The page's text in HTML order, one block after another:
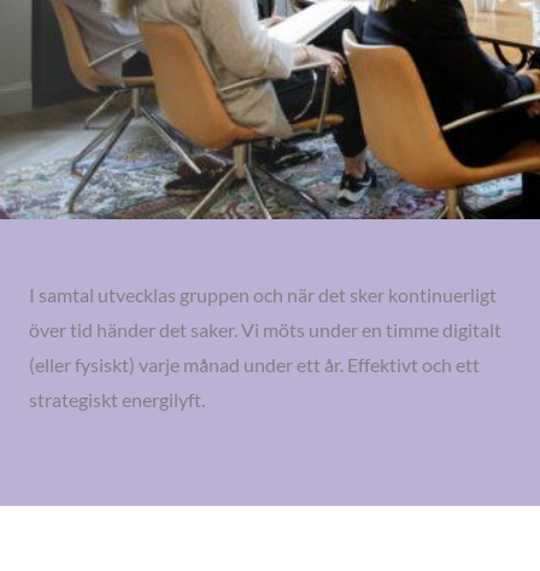
I samtal utvecklas gruppen och när det sker kontinuerligt
över tid händer det saker. Vi möts under en timme digitalt
(eller fysiskt) varje månad under ett år. Effektivt och ett
strategiskt energilyft.